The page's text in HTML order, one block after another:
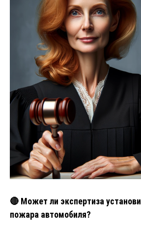
🔴 Может ли экспертиза
пожара автомобиля?